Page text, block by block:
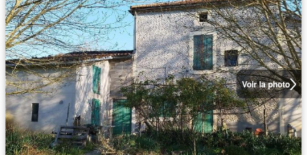
Voir la photo